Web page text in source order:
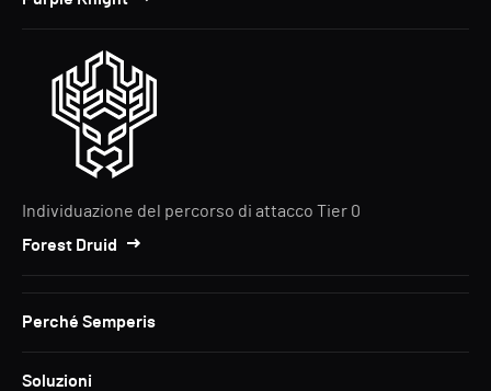
Individuazione del percorso di attacco Tier 0
Forest Druid
Perché Semperis
Soluzioni